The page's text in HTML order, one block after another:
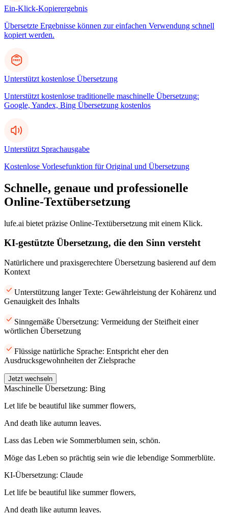
Ein-Klick-Kopierergebnis
Übersetzte Ergebnisse können zur einfachen Verwendung schnell
kopiert werden.
Unterstützt kostenlose Übersetzung
Unterstützt kostenlose traditionelle maschinelle Übersetzung:
Google, Yandex, Bing Übersetzung kostenlos
Unterstützt Sprachausgabe
Kostenlose Vorlesefunktion für Original und Übersetzung
Schnelle, genaue und professionelle
Online-Textübersetzung
lufe.ai bietet präzise Online-Textübersetzung mit einem Klick.
KI-gestützte Übersetzung, die den Sinn versteht
Natürlichere und praxisgerechtere Übersetzung basierend auf dem
Kontext
Unterstützung langer Texte: Gewährleistung der Kohärenz und
Genauigkeit des Inhalts
Sinngemäße Übersetzung: Vermeidung der Steifheit einer
wörtlichen Übersetzung
Flüssige natürliche Sprache: Entspricht eher den
Ausdrucksgewohnheiten der Zielsprache
Jetzt wechseln
Maschinelle Übersetzung: Bing
Let life be beautiful like summer flowers,
And death like autumn leaves.
Lass das Leben wie Sommerblumen sein, schön.
Möge das Leben so prächtig sein wie die lebendige Sommerblüte.
KI-Übersetzung: Claude
Let life be beautiful like summer flowers,
And death like autumn leaves.